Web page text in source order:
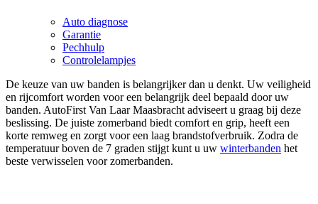
Auto diagnose
Garantie
Pechhulp
Controlelampjes
De keuze van uw banden is belangrijker dan u denkt. Uw veiligheid
en rijcomfort worden voor een belangrijk deel bepaald door uw
banden. AutoFirst Van Laar Maasbracht adviseert u graag bij deze
beslissing. De juiste zomerband biedt comfort en grip, heeft een
korte remweg en zorgt voor een laag brandstofverbruik. Zodra de
temperatuur boven de 7 graden stijgt kunt u uw winterbanden het
beste verwisselen voor zomerbanden.